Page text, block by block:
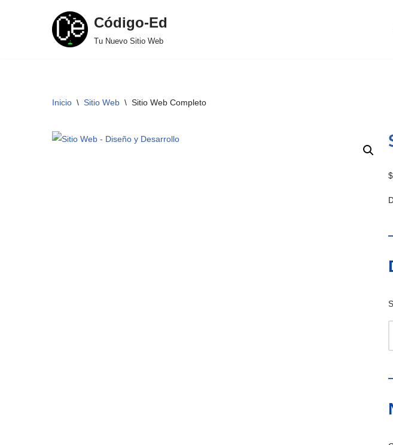
Código-Ed
Tu Nuevo Sitio Web
Inicio \ Sitio Web \ Sitio Web Completo
$